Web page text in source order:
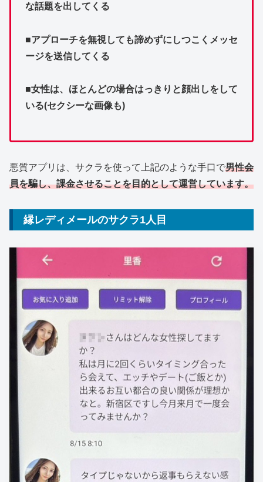
な話題を出してくる
■アプローチを無視しても諦めずにしつこくメッセ
ージを送信してくる
■女性は、ほとんどの場合はっきりと顔出しをして
いる(セクシーな画像も)
悪質アプリは、サクラを使って上記のような手口で男性会
員を騙し、課金させることを目的として運営しています。
縁レディメールのサクラ1人目